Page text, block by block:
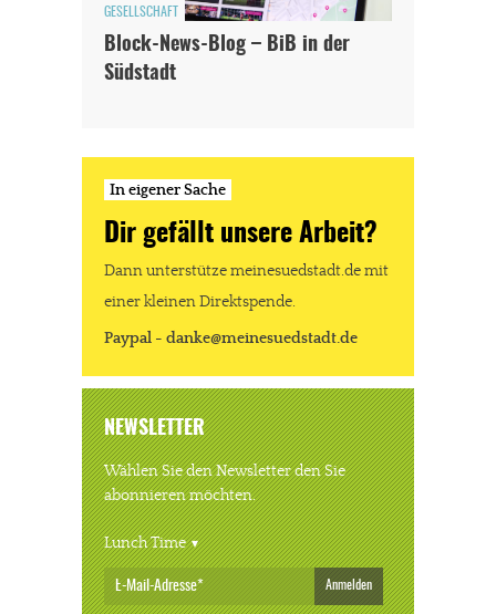
GESELLSCHAFT
Block-News-Blog – BiB in der
Südstadt
In eigener Sache
Dir gefällt unsere Arbeit?
Dann unterstütze meinesuedstadt.de mit
einer kleinen Direktspende.
Paypal - danke@meinesuedstadt.de
NEWSLETTER
Wählen Sie den Newsletter den Sie
abonnieren möchten.
Lunch Time
Anmelden